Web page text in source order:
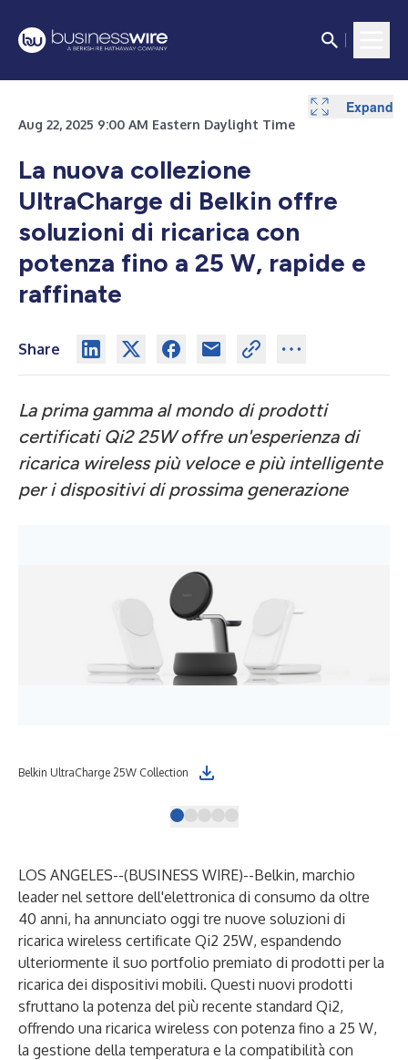
Aug 22, 2025 9:00 AM Eastern Daylight Time
La nuova collezione
UltraCharge di Belkin offre
soluzioni di ricarica con
potenza fino a 25 W, rapide e
raffinate
Share
La prima gamma al mondo di prodotti
certificati Qi2 25W offre un'esperienza di
ricarica wireless più veloce e più intelligente
per i dispositivi di prossima generazione
Belkin UltraCharge 25W Collection
LOS ANGELES--(BUSINESS WIRE)--Belkin, marchio
leader nel settore dell'elettronica di consumo da oltre
40 anni, ha annunciato oggi tre nuove soluzioni di
ricarica wireless certificate Qi2 25W, espandendo
ulteriormente il suo portfolio premiato di prodotti per la
ricarica dei dispositivi mobili. Questi nuovi prodotti
sfruttano la potenza del più recente standard Qi2,
offrendo una ricarica wireless con potenza fino a 25 W,
la gestione della temperatura e la compatibilità con
Expand